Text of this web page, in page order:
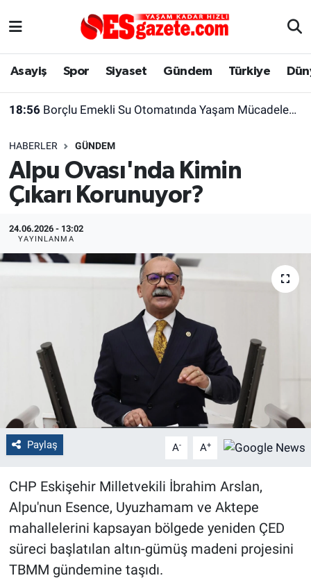
Asayiş Spor Siyaset Gündem Türkiye
18:56 Borçlu Emekli Su Otomatında Yaşam Mücadelesi Veriyor
HABERLER GÜNDEM
Alpu Ovası'nda Kimin
Çıkarı Korunuyor?
24.06.2026 - 13:02
YAYINLANMA
Paylaş A- A+
CHP Eskişehir Milletvekili İbrahim Arslan,
Alpu'nun Esence, Uyuzhamam ve Aktepe
mahallelerini kapsayan bölgede yeniden ÇED
süreci başlatılan altın-gümüş madeni projesini
TBMM gündemine taşıdı.
Asayiş
Gündem
Türkiye
Dünya
Sağlık
Alış-Veriş/İş dünyası
Yaşam
Eskişehirspor Arşivi
Eskişehir Arşivi
Röportaj
Ekonomi
Bilecik
Kütahya
Gezi
Genel
Çevre
Yerel
Eskişehir Nöbetçi Eczaneler
Süper Lig Puan Durumu ve Fikstür
Tüm Manşetler
Son Dakika Haberleri
Haber Arşivi